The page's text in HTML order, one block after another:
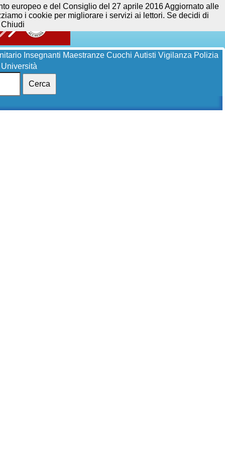
Insegnanti Maestranze Cuochi Autisti Vigilanza Polizia
Università
Cerca
europeo e del Consiglio del 27 aprile 2016 Aggiornato alle
i cookie per migliorare i servizi ai lettori. Se decidi di
Chiudi